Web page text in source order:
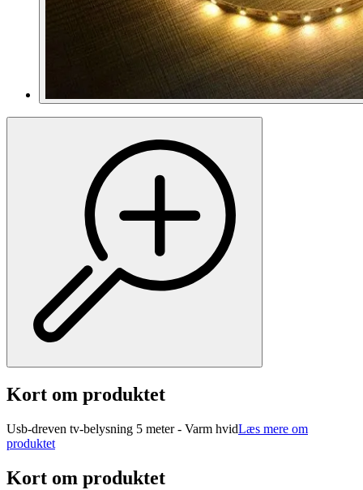
Kort om produktet
Usb-dreven tv-belysning 5 meter - Varm hvidLæs mere om
produktet
Kort om produktet